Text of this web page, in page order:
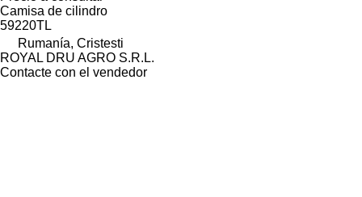
Camisa de cilindro
59220TL
Rumanía, Cristesti
ROYAL DRU AGRO S.R.L.
Contacte con el vendedor